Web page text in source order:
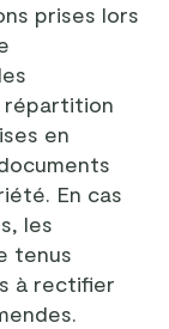
prises lors
répartition
en
En cas
les
tenus
à rectifier